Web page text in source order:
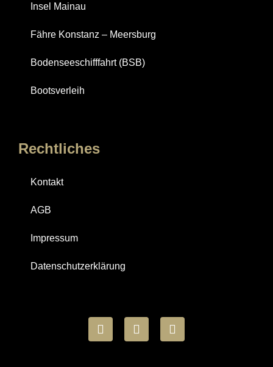
Insel Mainau
Fähre Konstanz – Meersburg
Bodenseeschifffahrt (BSB)
Bootsverleih
Rechtliches
Kontakt
AGB
Impressum
Datenschutzerklärung